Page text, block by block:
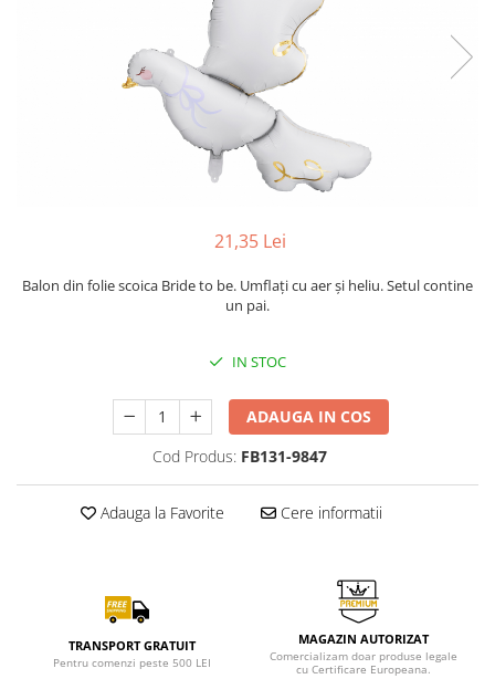
21,35 Lei
Balon din folie scoica Bride to be. Umflați cu aer și heliu. Setul contine
un pai.
IN STOC
ADAUGA IN COS
Cod Produs: FB131-9847
Adauga la Favorite Cere informatii
TRANSPORT GRATUIT
Pentru comenzi peste 500 LEI
MAGAZIN AUTORIZAT
Comercializam doar produse legale
cu Certificare Europeana.